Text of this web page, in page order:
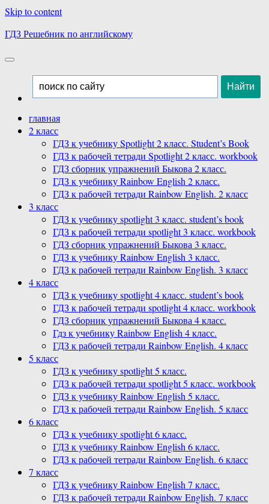
Skip to content
ГДЗ Решебник по английскому
главная
2 класс
ГДЗ к учебнику Spotlight 2 класс. Student’s Book
ГДЗ к рабочей тетради Spotlight 2 класс. workbook
ГДЗ сборник упражнений Быкова 2 класс.
ГДЗ к учебнику Rainbow English 2 класс.
ГДЗ к рабочей тетради Rainbow English. 2 класс
3 класс
ГДЗ к учебнику spotlight 3 класс. student’s book
ГДЗ к рабочей тетради spotlight 3 класс. workbook
ГДЗ сборник упражнений Быкова 3 класс.
ГДЗ к учебнику Rainbow English 3 класс.
ГДЗ к рабочей тетради Rainbow English. 3 класс
4 класс
ГДЗ к учебнику spotlight 4 класс. student’s book
ГДЗ к рабочей тетради spotlight 4 класс. workbook
ГДЗ сборник упражнений Быкова 4 класс.
Гдз к учебнику Rainbow English 4 класс.
ГДЗ к рабочей тетради Rainbow English. 4 класс
5 класс
ГДЗ к учебнику spotlight 5 класс.
ГДЗ к рабочей тетради spotlight 5 класс. workbook
ГДЗ к учебнику Rainbow English 5 класс.
ГДЗ к рабочей тетради Rainbow English. 5 класс
6 класс
ГДЗ к учебнику spotlight 6 класс.
ГДЗ к учебнику Rainbow English 6 класс.
ГДЗ к рабочей тетради Rainbow English. 6 класс
7 класс
ГДЗ к учебнику Rainbow English 7 класс.
ГДЗ к рабочей тетради Rainbow English. 7 класс